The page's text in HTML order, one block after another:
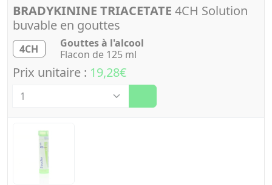
BRADYKININE TRIACETATE 4CH Solution
buvable en gouttes
4CH
Gouttes à l'alcool
Flacon de 125 ml
Prix unitaire : 19,28€